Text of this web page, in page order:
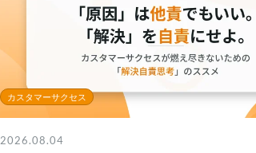
カスタマーサクセス
2026.08.04